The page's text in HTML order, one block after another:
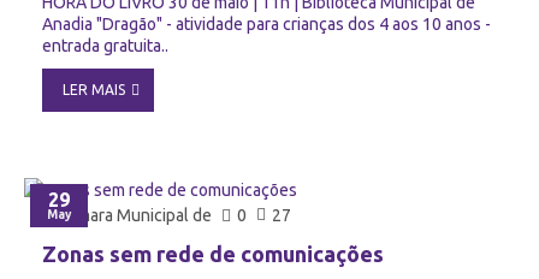
Anadia "Dragão" - atividade para crianças dos 4 aos 10 anos -
entrada gratuita..
LER MAIS
29
MayCâmara Municipal de 0 27
Zonas sem rede de comunicações